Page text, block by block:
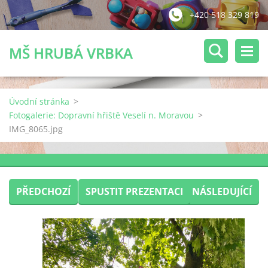
+420 518 329 819
MŠ HRUBÁ VRBKA
Úvodní stránka >
Fotogalerie: Dopravní hřiště Veselí n. Moravou >
IMG_8065.jpg
PŘEDCHOZÍ SPUSTIT PREZENTACI NÁSLEDUJÍCÍ